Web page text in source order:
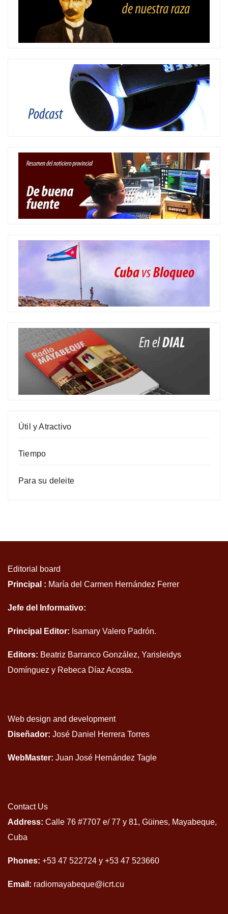
Útil y Atractivo
Tiempo
Para su deleite
Editorial board
Principal : María del Carmen Hernández Ferrer
Jefe del Informativo:
Principal Editor: Isamary Valero Padrón.
Editors: Beatriz Barranco González, Yarisleidys
Domínguez y Rebeca Díaz Acosta.
Web design and development
Diseñador: José Daniel Herrera Torres
WebMaster: Juan José Hernández Tagle
Contact Us
Address: Calle 76 #7707 e/ 77 y 81, Güines, Mayabeque,
Cuba
Phones: +53 47 522724 y +53 47 523660
Email: radiomayabeque@icrt.cu